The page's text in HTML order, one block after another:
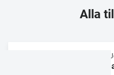
Alla
Pro-